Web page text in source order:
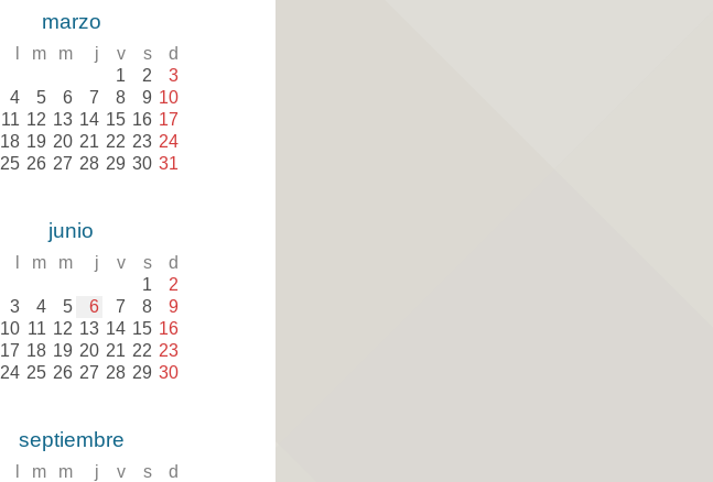
marzo
m m j v s d
1 2 3
4 5 6 7 8 9 10
11 12 13 14 15 16 17
18 19 20 21 22 23 24
25 26 27 28 29 30 31
junio
m m j v s d
1 2
3 4 5 6 7 8 9
10 11 12 13 14 15 16
17 18 19 20 21 22 23
24 25 26 27 28 29 30
septiembre
m m j v s d